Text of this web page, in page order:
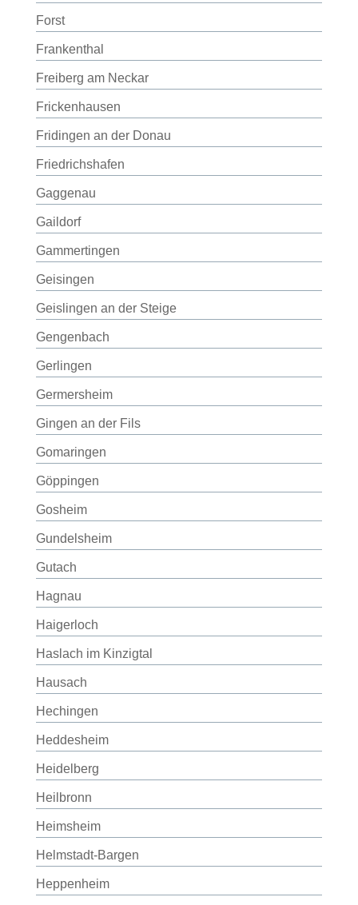
Forst
Frankenthal
Freiberg am Neckar
Frickenhausen
Fridingen an der Donau
Friedrichshafen
Gaggenau
Gaildorf
Gammertingen
Geisingen
Geislingen an der Steige
Gengenbach
Gerlingen
Germersheim
Gingen an der Fils
Gomaringen
Göppingen
Gosheim
Gundelsheim
Gutach
Hagnau
Haigerloch
Haslach im Kinzigtal
Hausach
Hechingen
Heddesheim
Heidelberg
Heilbronn
Heimsheim
Helmstadt-Bargen
Heppenheim